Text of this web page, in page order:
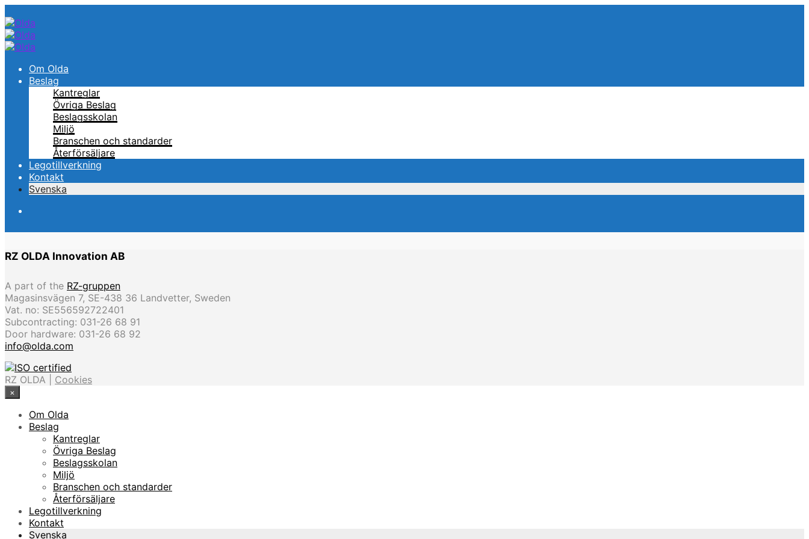
Om Olda
Beslag
Kantreglar
Övriga Beslag
Beslagsskolan
Miljö
Branschen och standarder
Återförsäljare
Legotillverkning
Kontakt
Svenska
RZ OLDA Innovation AB
A part of the RZ-gruppen
Magasinsvägen 7, SE-438 36 Landvetter, Sweden
Vat. no: SE556592722401
Subcontracting: 031-26 68 91
Door hardware: 031-26 68 92
info@olda.com
RZ OLDA | Cookies
×
Om Olda
Beslag
Kantreglar
Övriga Beslag
Beslagsskolan
Miljö
Branschen och standarder
Återförsäljare
Legotillverkning
Kontakt
Svenska